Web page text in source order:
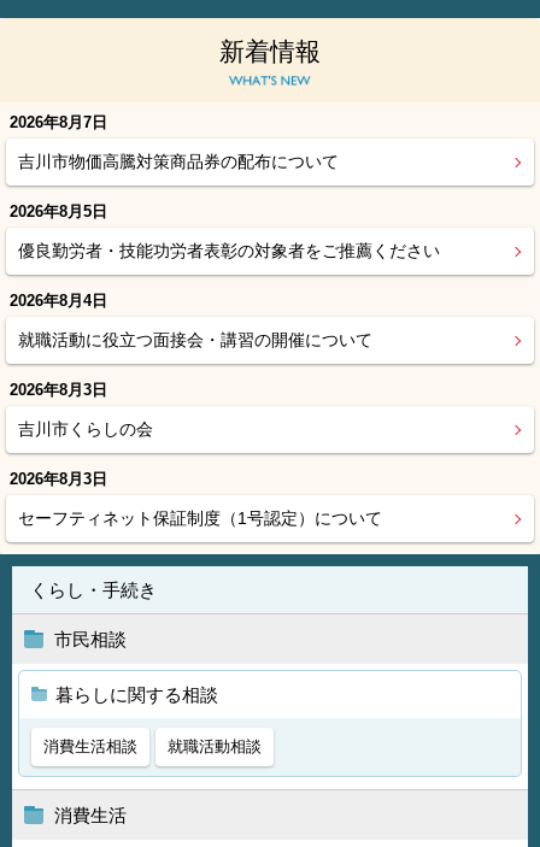
新着情報
2026年8月7日
吉川市物価高騰対策商品券の配布について
2026年8月5日
優良勤労者・技能功労者表彰の対象者をご推薦ください
2026年8月4日
就職活動に役立つ面接会・講習の開催について
2026年8月3日
吉川市くらしの会
2026年8月3日
セーフティネット保証制度（1号認定）について
くらし・手続き
市民相談
暮らしに関する相談
消費生活相談 就職活動相談
消費生活